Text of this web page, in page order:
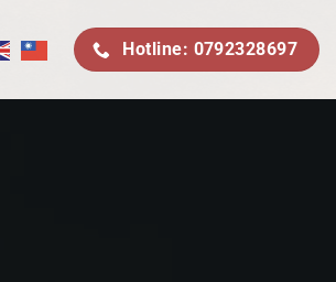
Hotline: 0792328697